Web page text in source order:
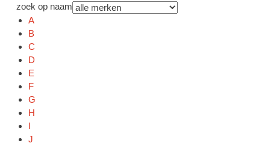
zoek op naam
A
B
C
D
E
F
G
H
I
J